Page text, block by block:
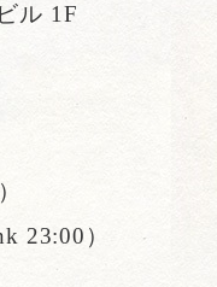
ル 1F
23:00）